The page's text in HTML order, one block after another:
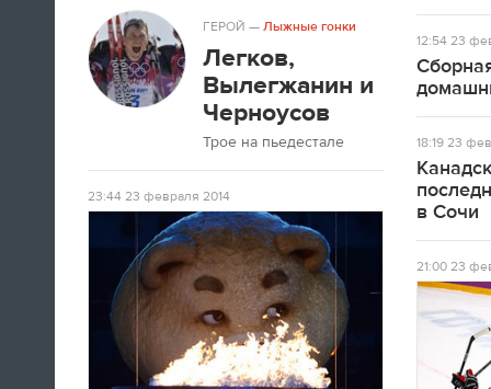
10:11
Как будто у нас больше не было
идей: в 1980 году у русских
улетал мишка, и спустя 34 года
более чувственную вещь. Когда
заиграла знаменитая музыка
Пахмутовой, под которую мишка
улетал в 1980 году, по задумке
брутальный леопард подошел к
мишке и ударил его под ребра.
Дескать, про деда музыка играет
- тогда он загасил пламя.
ГЕРОЙ —Лыжные гонки
Легков,
Вылегжанин и
Черноусов
Трое на пьедестале
23:4423 февраля 2014
12:5423
18:1923
в Сочи
21:0023